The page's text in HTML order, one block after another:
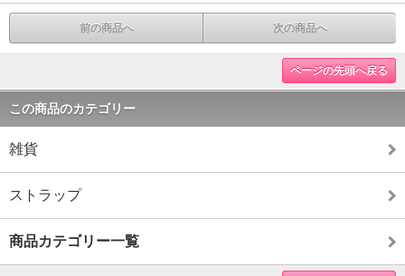
前の商品へ 次の商品へ
ページの先頭へ戻る
この商品のカテゴリー
雑貨
ストラップ
商品カテゴリー一覧